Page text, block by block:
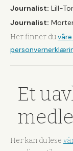
Journalist: Lill-
Journalist:
Her finner du
Et
Her kan du lese